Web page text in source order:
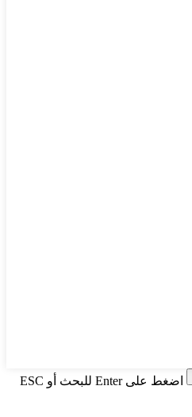
اضغط على Enter للبحث أو ESC